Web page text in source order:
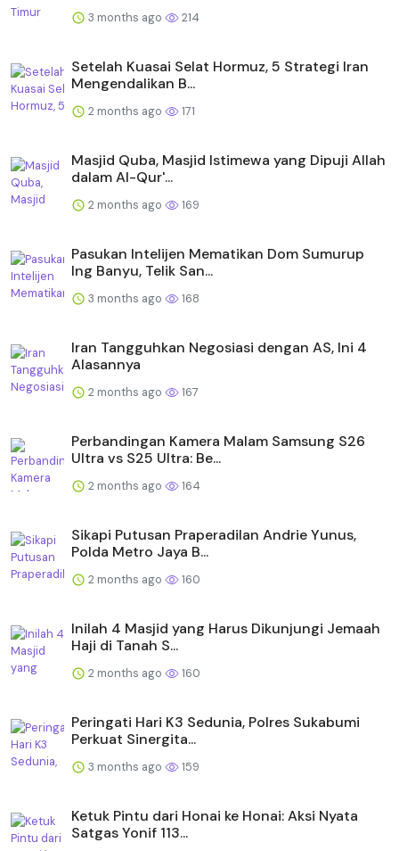
3 months ago 214
Setelah Kuasai Selat Hormuz, 5 Strategi Iran
Mengendalikan B...
2 months ago 171
Masjid Quba, Masjid Istimewa yang Dipuji Allah
dalam Al-Qur'...
2 months ago 169
Pasukan Intelijen Mematikan Dom Sumurup
Ing Banyu, Telik San...
3 months ago 168
Iran Tangguhkan Negosiasi dengan AS, Ini 4
Alasannya
2 months ago 167
Perbandingan Kamera Malam Samsung S26
Ultra vs S25 Ultra: Be...
2 months ago 164
Sikapi Putusan Praperadilan Andrie Yunus,
Polda Metro Jaya B...
2 months ago 160
Inilah 4 Masjid yang Harus Dikunjungi Jemaah
Haji di Tanah S...
2 months ago 160
Peringati Hari K3 Sedunia, Polres Sukabumi
Perkuat Sinergita...
3 months ago 159
Ketuk Pintu dari Honai ke Honai: Aksi Nyata
Satgas Yonif 113...